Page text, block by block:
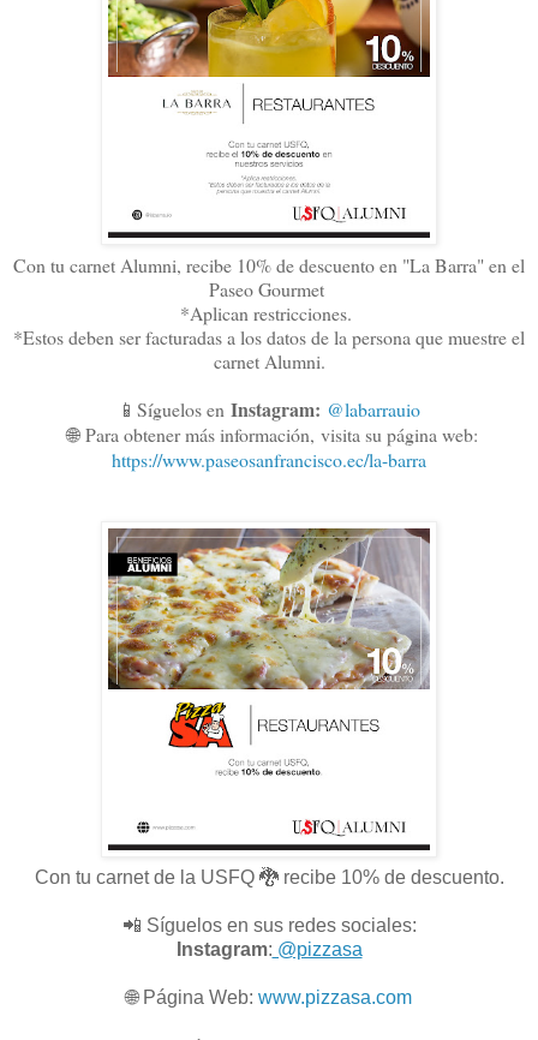
Con tu carnet Alumni, recibe 10% de descuento en "La Barra" en el
Paseo Gourmet
*Aplican restricciones.
*Estos deben ser facturadas a los datos de la persona que muestre el
carnet Alumni.
📱Síguelos en Instagram: @labarrauio
🌐Para obtener más información, visita su página web:
https://www.paseosanfrancisco.ec/la-barra
Con tu carnet de la USFQ 🐉 recibe 10% de descuento.
📲 Síguelos en sus redes sociales:
Instagram: @pizzasa
🌐 Página Web: www.pizzasa.com